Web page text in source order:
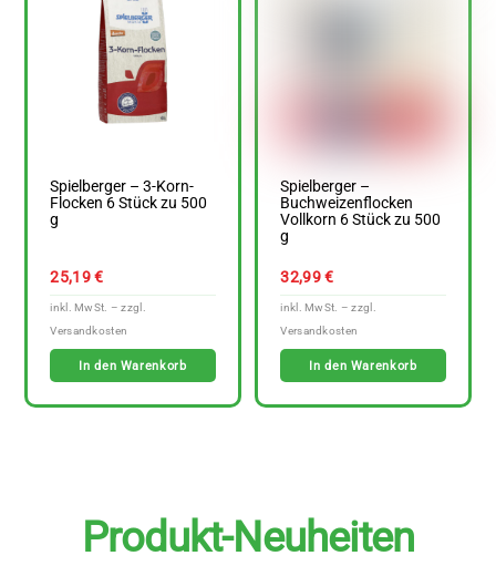
Spielberger – 3-Korn-
Flocken 6 Stück zu 500
g
25,19€
In den Warenkorb
Spielberger –
Buchweizenflocken
Vollkorn 6 Stück zu 500
g
32,99€
In den Warenkorb
Produkt-Neuheiten